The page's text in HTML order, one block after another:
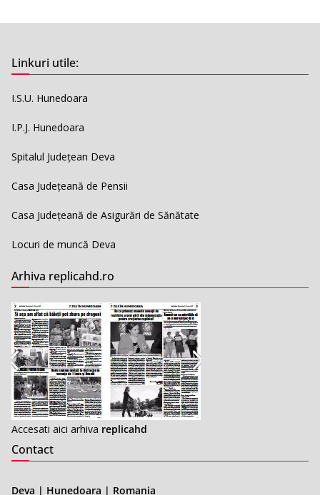
Linkuri utile:
I.S.U. Hunedoara
I.P.J. Hunedoara
Spitalul Județean Deva
Casa Județeană de Pensii
Casa Județeană de Asigurări de Sănătate
Locuri de muncă Deva
Arhiva replicahd.ro
Accesati aici arhiva replicahd
Contact
Deva | Hunedoara | Romania